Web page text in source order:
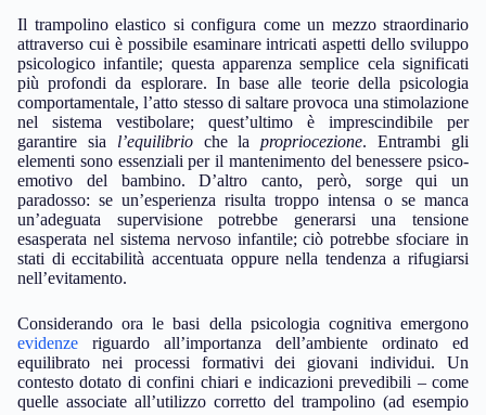
Il trampolino elastico si configura come un mezzo straordinario
attraverso cui è possibile esaminare intricati aspetti dello sviluppo
psicologico infantile; questa apparenza semplice cela significati
più profondi da esplorare. In base alle teorie della psicologia
comportamentale, l’atto stesso di saltare provoca una stimolazione
nel sistema vestibolare; quest’ultimo è imprescindibile per
garantire sia l’equilibrioche lapropriocezione. Entrambi gli
elementi sono essenziali per il mantenimento del benessere psico-
emotivo del bambino. D’altro canto, però, sorge qui un
paradosso: se un’esperienza risulta troppo intensa o se manca
un’adeguata supervisione potrebbe generarsi una tensione
esasperata nel sistema nervoso infantile; ciò potrebbe sfociare in
stati di eccitabilità accentuata oppure nella tendenza a rifugiarsi
nell’evitamento.
Considerando ora le basi della psicologia cognitiva emergono
evidenze riguardo all’importanza dell’ambiente ordinato ed
equilibrato nei processi formativi dei giovani individui. Un
contesto dotato di confini chiari e indicazioni prevedibili – come
quelle associate all’utilizzo corretto del trampolino (ad esempio